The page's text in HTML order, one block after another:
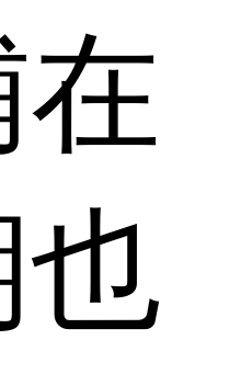
在